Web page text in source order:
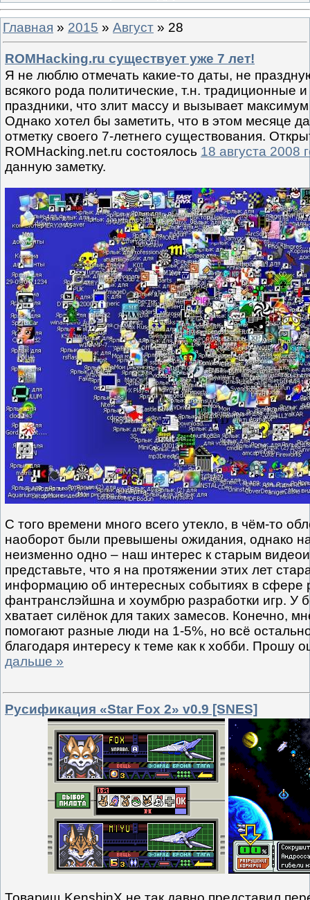
Главная » 2015 » Август » 28
ROMHacking.ru существует уже 7 лет!
Я не люблю отмечать какие-то даты, не
всякого рода политические, т.н. традиционные
праздники, что злит массу и вызывает
Однако хотел бы заметить, что в этом месяце
отметку своего 7-летнего существования.
ROMHacking.net.ru состоялось 18 августа 2008
данную заметку.
С того времени много всего утекло, в чём-то
наоборот были превышены ожидания, однако
неизменно одно – наш интерес к старым
представьте, что я на протяжении этих лет
информацию об интересных событиях в сфере
фантранслэйшна и хоумбрю разработки игр. У
хватает силёнок для таких замесов. Конечно,
помогают разные люди на 1-5%, но всё
благодаря интересу к теме как к хобби. Прошу
дальше »
Русификация «Star Fox 2» v0.9 [SNES]